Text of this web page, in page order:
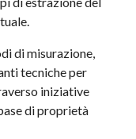
di misurazione,
tecniche per
iniziative
di proprietà